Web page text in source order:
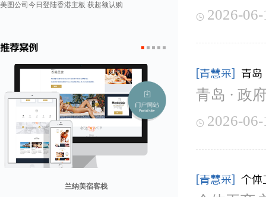
美图公司今日登陆香港主板 获超额认购
推荐案例
兰纳美宿客栈
1 2
 2026-
[青慧采] 青
青岛 · 政
 2026-
[青慧采] 个体